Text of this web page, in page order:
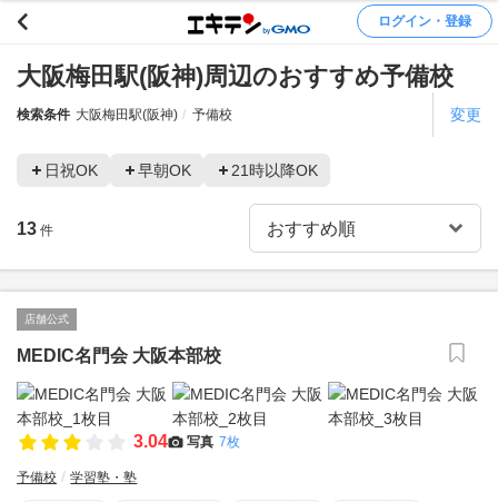
ログイン・登録
大阪梅田駅(阪神)周辺のおすすめ予備校
検索条件 大阪梅田駅(阪神) 予備校 変更
日祝OK 早朝OK 21時以降OK
13 件
店舗公式
MEDIC名門会 大阪本部校
3.04 写真 7枚
予備校 学習塾・塾